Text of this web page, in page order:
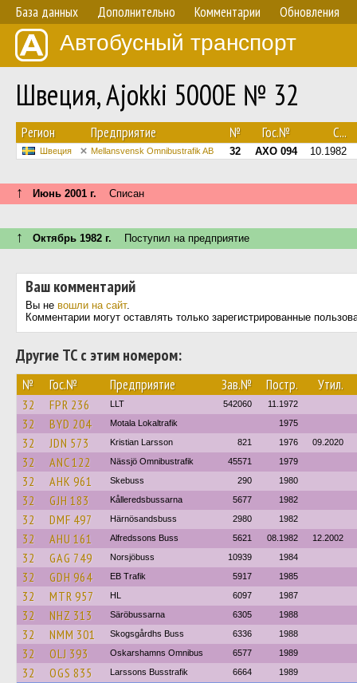
База данных Дополнительно Комментарии Обновления
Автобусный транспорт
Швеция, Ajokki 5000E № 32
Регион Предприятие № Гос.№ С...
Швеция Mellansvensk Omnibustrafik AB 32 AXO 094 10.1982
↑ Июнь 2001 г. Списан
↑ Октябрь 1982 г. Поступил на предприятие
Ваш комментарий
Вы не вошли на сайт.
Комментарии могут оставлять только зарегистрированные
Другие ТС с этим номером:
№ Гос.№ Предприятие Зав.№ Постр. Утил.
32 FPR 236 LLT 542060 11.1972
32 BYD 204 Motala Lokaltrafik 1975
32 JDN 573 Kristian Larsson 821 1976 09.2020
32 ANC 122 Nässjö Omnibustrafik 45571 1979
32 AHK 961 Skebuss 290 1980
32 GJH 183 Kålleredsbussarna 5677 1982
32 DMF 497 Härnösandsbuss 2980 1982
32 AHU 161 Alfredssons Buss 5621 08.1982 12.2002
32 GAG 749 Norsjöbuss 10939 1984
32 GDH 964 EB Trafik 5917 1985
32 MTR 957 HL 6097 1987
32 NHZ 313 Säröbussarna 6305 1988
32 NMM 301 Skogsgårdhs Buss 6336 1988
32 OLJ 393 Oskarshamns Omnibus 6577 1989
32 OGS 835 Larssons Busstrafik 6664 1989